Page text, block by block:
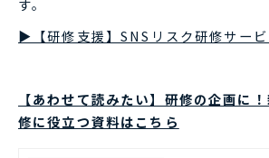
す。
▶【研修支援】SNSリスク研修サー
【あわせて読みたい】研修の企画に
修に役立つ資料はこちら